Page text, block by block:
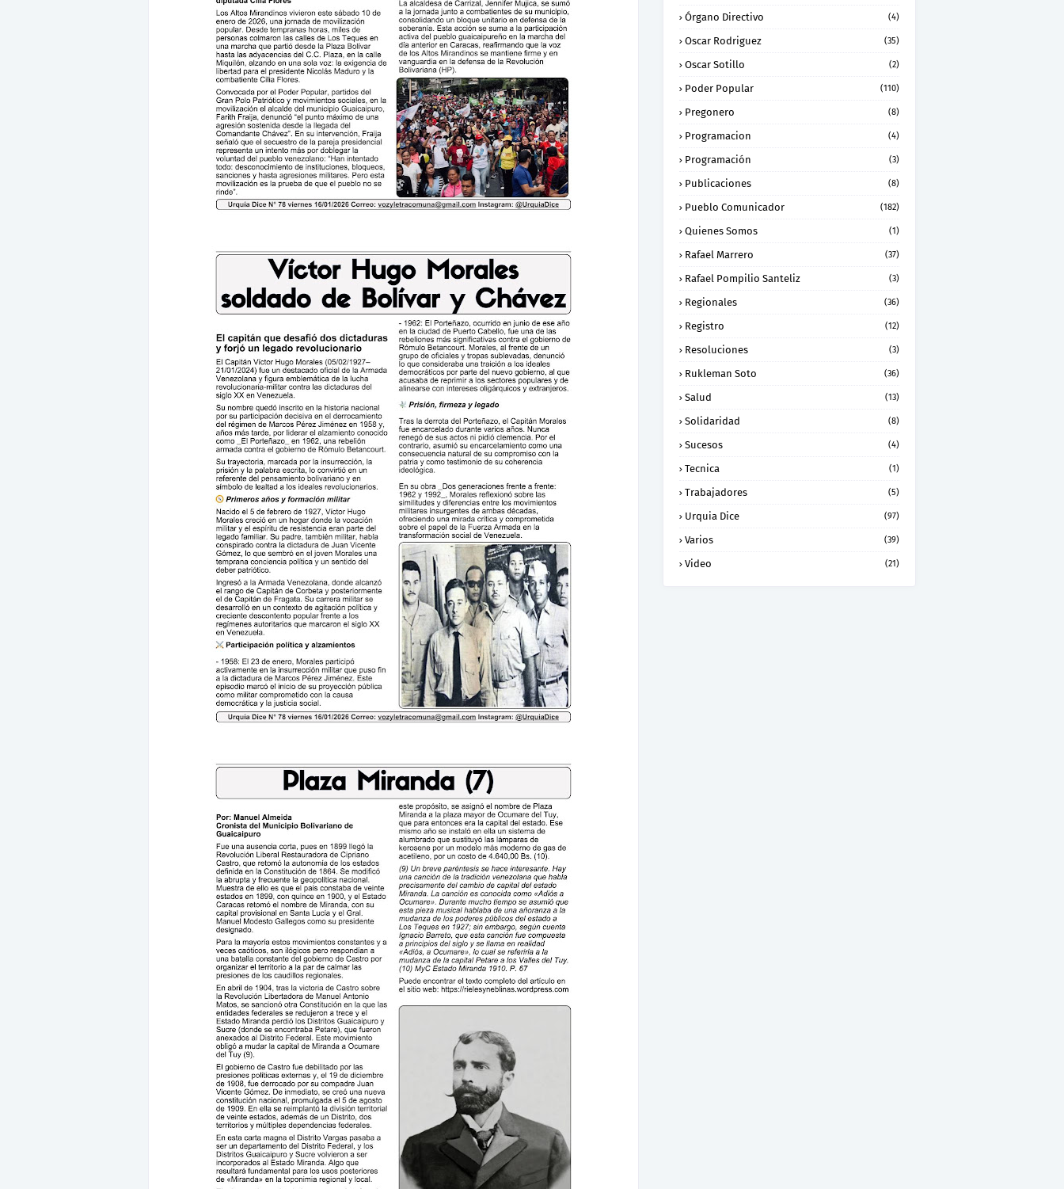
Órgano Directivo (4)
Oscar Rodriguez (35)
Oscar Sotillo (2)
Poder Popular (110)
Pregonero (8)
Programacion (4)
Programación (3)
Publicaciones (8)
Pueblo Comunicador (182)
Quienes Somos (1)
Rafael Marrero (37)
Rafael Pompilio Santeliz (3)
Regionales (36)
Registro (12)
Resoluciones (3)
Rukleman Soto (36)
Salud (13)
Solidaridad (8)
Sucesos (4)
Tecnica (1)
Trabajadores (5)
Urquia Dice (97)
Varios (39)
Video (21)